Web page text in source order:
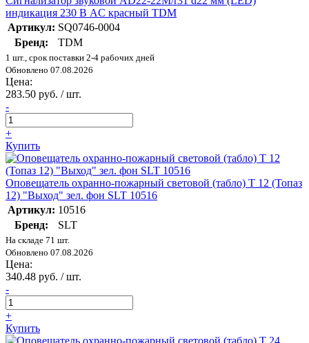
индикация 230 В AC красный TDM
Артикул: SQ0746-0004
Бренд:
TDM
1 шт., срок поставки 2-4 рабочих дней
Обновлено 07.08.2026
Цена:
283.50 руб. / шт.
-
+
Купить
Оповещатель охранно-пожарный световой (табло) Т 12 (Топаз
12) "Выход" зел. фон SLT 10516
Артикул: 10516
Бренд:
SLT
На складе 71 шт.
Обновлено 07.08.2026
Цена:
340.48 руб. / шт.
-
+
Купить